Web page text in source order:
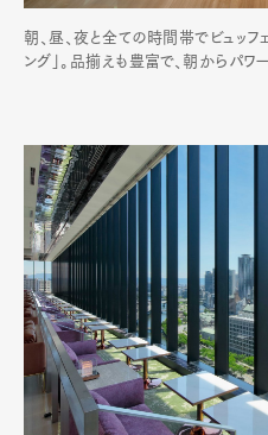
Watch
Product
朝、昼、夜と全ての時間帯でビュッフ
ング」。品揃えも豊富で、朝からパワ